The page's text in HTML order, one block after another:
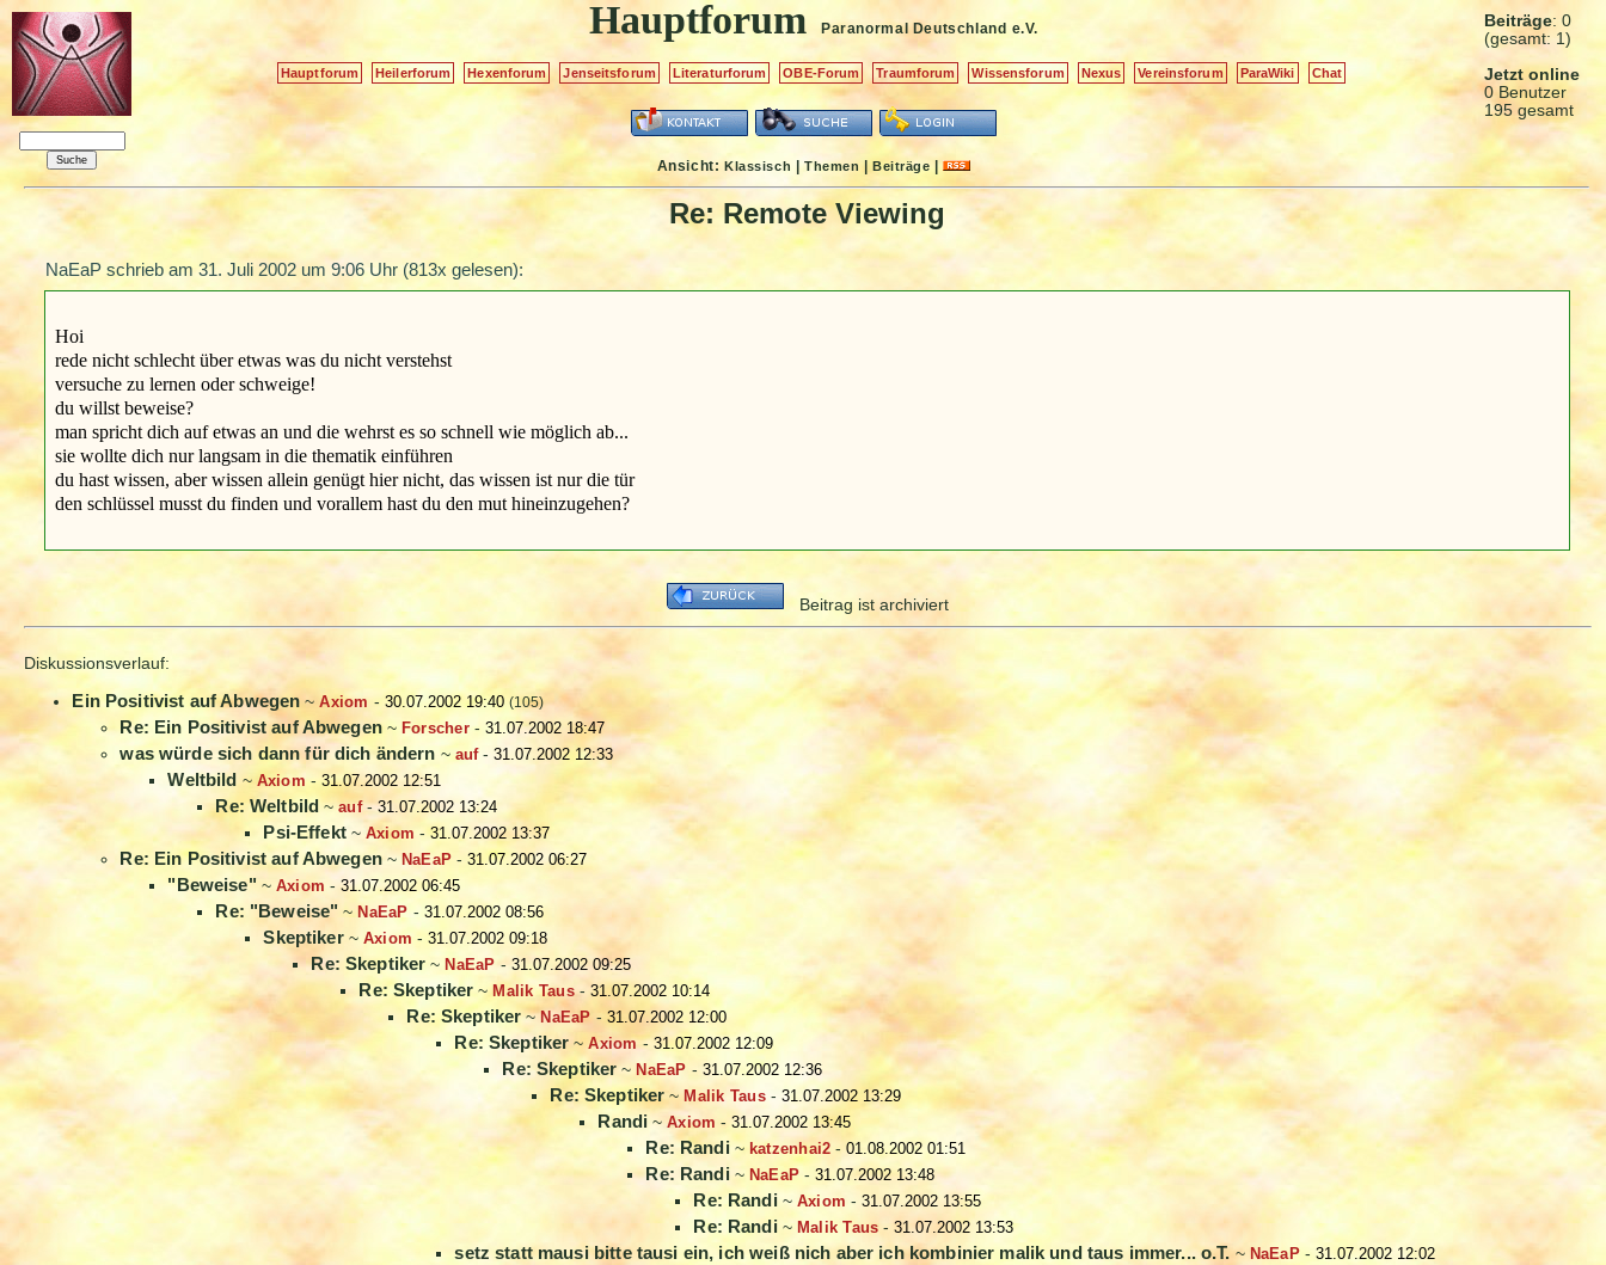
Beiträge: 0
(gesamt: 1)
Jetzt online
0 Benutzer
195 gesamt
Hauptforum Paranormal Deutschland e.V.
Hauptforum Heilerforum Hexenforum Jenseitsforum Literaturforum OBE-Forum Traumforum Wissensforum Nexus Vereinsforum ParaWiki Chat
Ansicht:Klassisch |Themen |Beiträge |
Re: Remote Viewing
NaEaP schrieb am31. Juli 2002 um 9:06 Uhr (813x gelesen):
Hoi
rede nicht schlecht über etwas was du nicht verstehst
versuche zu lernen oder schweige!
du willst beweise?
man spricht dich auf etwas an und die wehrst es so schnell wie möglich ab...
sie wollte dich nur langsam in die thematik einführen
du hast wissen, aber wissen allein genügt hier nicht, das wissen ist nur die tür
den schlüssel musst du finden und vorallem hast du den mut hineinzugehen?
Beitrag ist archiviert
Diskussionsverlauf:
Ein Positivist auf Abwegen ~Axiom - 30.07.2002 19:40 (105)
Re: Ein Positivist auf Abwegen~ Forscher- 31.07.2002 18:47
was würde sich dann für dich ändern ~ auf-31.07.2002 12:33
Weltbild ~ Axiom- 31.07.2002 12:51
Re: Weltbild~auf-31.07.2002 13:24
Psi-Effekt~ Axiom -31.07.2002 13:37
Re: Ein Positivist auf Abwegen~ NaEaP -31.07.2002 06:27
"Beweise" ~ Axiom -31.07.2002 06:45
Re: "Beweise" ~ NaEaP - 31.07.2002 08:56
Skeptiker~ Axiom -31.07.2002 09:18
Re: Skeptiker ~ NaEaP - 31.07.2002 09:25
Re: Skeptiker ~ Malik Taus- 31.07.2002 10:14
Re: Skeptiker~NaEaP - 31.07.2002 12:00
Re: Skeptiker ~Axiom-31.07.2002 12:09
Re: Skeptiker ~ NaEaP - 31.07.2002 12:36
Re: Skeptiker ~ Malik Taus- 31.07.2002 13:29
Randi ~Axiom -31.07.2002 13:45
Re: Randi~ katzenhai2 -01.08.2002 01:51
Re: Randi~ NaEaP -31.07.2002 13:48
Re: Randi~ Axiom -31.07.2002 13:55
Re: Randi~ Malik Taus -31.07.2002 13:53
setz statt mausi bitte tausi ein, ich weiß nich aber ich kombinier malik und taus immer... o.T. ~ NaEaP- 31.07.2002 12:02